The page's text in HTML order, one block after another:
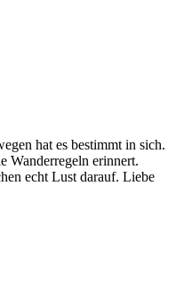
hat es bestimmt in sich.
Wanderregeln erinnert.
echt Lust darauf. Liebe